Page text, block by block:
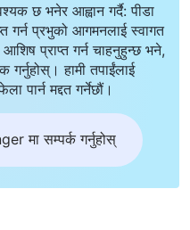
छ भनेर आह्वान गर्दै: पीडा
गर्न प्रभुको आगमनलाई स्वागत
प्राप्त गर्न चाहनुहुन्छ भने,
गर्नुहोस्। हामी तपाईंलाई
पार्न मद्दत गर्नेछौं।
मा सम्पर्क गर्नुहोस्